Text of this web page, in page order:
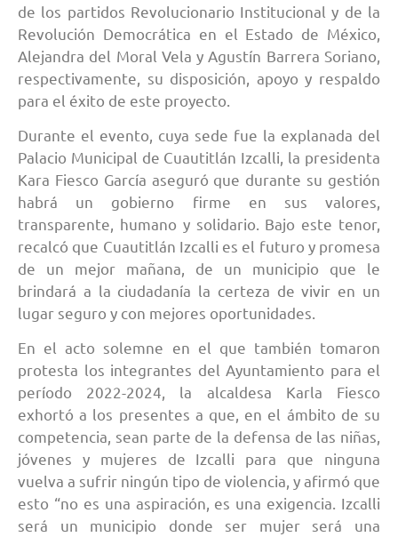
de los partidos Revolucionario Institucional y de la
Revolución Democrática en el Estado de México,
Alejandra del Moral Vela y Agustín Barrera Soriano,
respectivamente, su disposición, apoyo y respaldo
para el éxito de este proyecto.
Durante el evento, cuya sede fue la explanada del
Palacio Municipal de Cuautitlán Izcalli, la presidenta
Kara Fiesco García aseguró que durante su gestión
habrá un gobierno firme en sus valores,
transparente, humano y solidario. Bajo este tenor,
recalcó que Cuautitlán Izcalli es el futuro y promesa
de un mejor mañana, de un municipio que le
brindará a la ciudadanía la certeza de vivir en un
lugar seguro y con mejores oportunidades.
En el acto solemne en el que también tomaron
protesta los integrantes del Ayuntamiento para el
período 2022-2024, la alcaldesa Karla Fiesco
exhortó a los presentes a que, en el ámbito de su
competencia, sean parte de la defensa de las niñas,
jóvenes y mujeres de Izcalli para que ninguna
vuelva a sufrir ningún tipo de violencia, y afirmó que
esto “no es una aspiración, es una exigencia. Izcalli
será un municipio donde ser mujer será una